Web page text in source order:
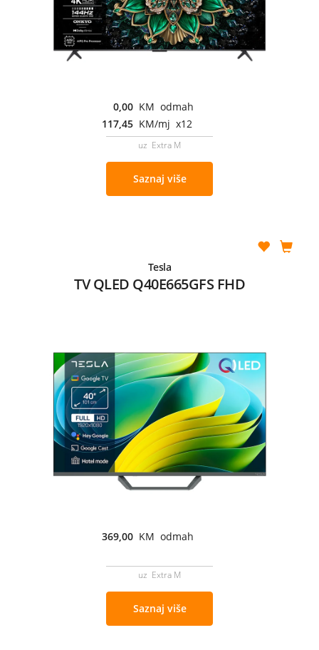
0,00 KM odmah
117,45 KM/mj x12
uz Extra M
Saznaj više
Tesla
TV QLED Q40E665GFS FHD
369,00 KM odmah
uz Extra M
Saznaj više